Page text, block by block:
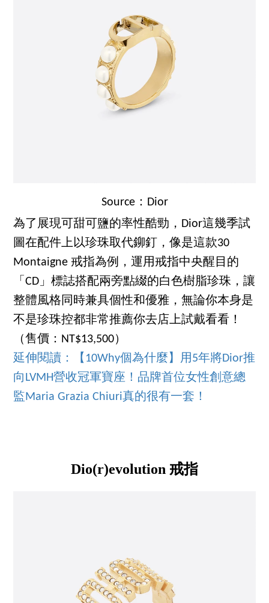
Source：Dior
為了展現可甜可鹽的率性酷勁，Dior這幾季試
圖在配件上以珍珠取代鉚釘，像是這款30
Montaigne 戒指為例，運用戒指中央醒目的
「CD」標誌搭配兩旁點綴的白色樹脂珍珠，讓
整體風格同時兼具個性和優雅，無論你本身是
不是珍珠控都非常推薦你去店上試戴看看！
（售價：NT$13,500）
延伸閱讀：
【10Why個為什麼】用5年將Dior推
向LVMH營收冠軍寶座！品牌首位女性創意總
監Maria Grazia Chiuri真的很有一套！
Dio(r)evolution 戒指